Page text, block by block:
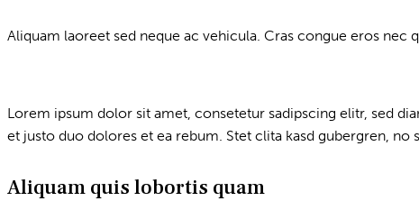
Aliquam laoreet sed neque ac vehicula. Cras congue eros nec
Lorem ipsum dolor sit amet, consetetur sadipscing elitr, sed
et justo duo dolores et ea rebum. Stet clita kasd gubergren,
Aliquam quis lobortis quam